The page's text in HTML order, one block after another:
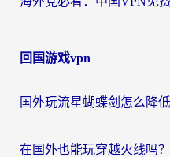
回国游戏vpn